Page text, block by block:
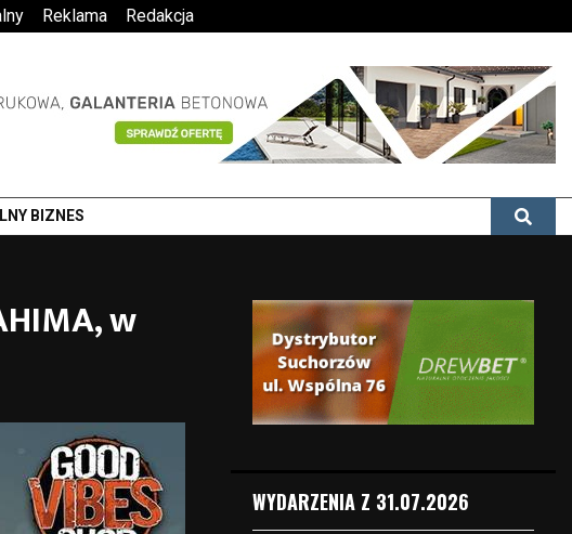
Reklama Redakcja
BIZNES
w
WYDARZENIA Z 31.07.2026